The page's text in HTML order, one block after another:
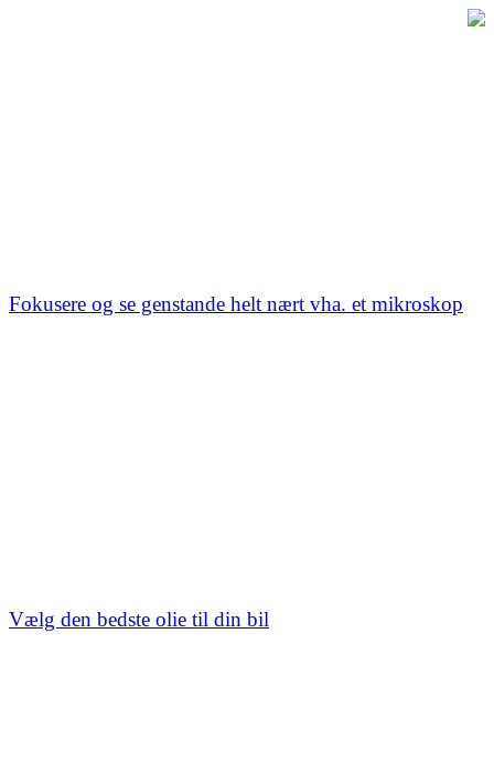
Fokusere og se genstande helt nært vha. et mikroskop
Vælg den bedste olie til din bil